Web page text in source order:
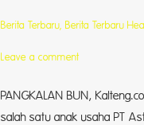
Berita Terbaru, Berita Terbaru
Leave a comment
PANGKALAN BUN,
salah satu anak usaha PT